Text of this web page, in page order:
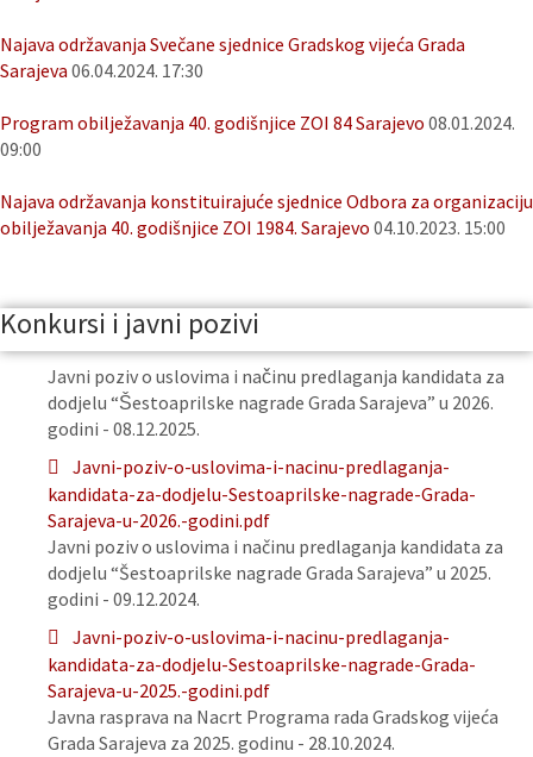
Najava održavanja Svečane sjednice Gradskog vijeća Grada
Sarajeva 06.04.2024. 17:30
Program obilježavanja 40. godišnjice ZOI 84 Sarajevo 08.01.2024.
09:00
Najava održavanja konstituirajuće sjednice Odbora za organizaciju
obilježavanja 40. godišnjice ZOI 1984. Sarajevo 04.10.2023. 15:00
Konkursi i javni pozivi
Javni poziv o uslovima i načinu predlaganja kandidata za
dodjelu “Šestoaprilske nagrade Grada Sarajeva” u 2026.
godini - 08.12.2025.
Javni-poziv-o-uslovima-i-nacinu-predlaganja-
kandidata-za-dodjelu-Sestoaprilske-nagrade-Grada-
Sarajeva-u-2026.-godini.pdf
Javni poziv o uslovima i načinu predlaganja kandidata za
dodjelu “Šestoaprilske nagrade Grada Sarajeva” u 2025.
godini - 09.12.2024.
Javni-poziv-o-uslovima-i-nacinu-predlaganja-
kandidata-za-dodjelu-Sestoaprilske-nagrade-Grada-
Sarajeva-u-2025.-godini.pdf
Javna rasprava na Nacrt Programa rada Gradskog vijeća
Grada Sarajeva za 2025. godinu - 28.10.2024.